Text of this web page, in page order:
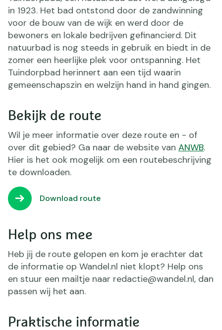
in 1923. Het bad ontstond door de zandwinning
voor de bouw van de wijk en werd door de
bewoners en lokale bedrijven gefinancierd. Dit
natuurbad is nog steeds in gebruik en biedt in de
zomer een heerlijke plek voor ontspanning. Het
Tuindorpbad herinnert aan een tijd waarin
gemeenschapszin en welzijn hand in hand gingen.
Bekijk de route
Wil je meer informatie over deze route en - of
over dit gebied? Ga naar de website van ANWB.
Hier is het ook mogelijk om een routebeschrijving
te downloaden.
Download route
Help ons mee
Heb jij de route gelopen en kom je erachter dat
de informatie op Wandel.nl niet klopt? Help ons
en stuur een mailtje naar redactie@wandel.nl, dan
passen wij het aan.
Praktische informatie